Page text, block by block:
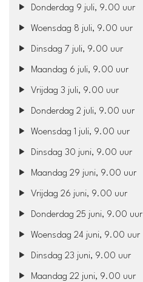
Donderdag 9 juli, 9.00 uur
Woensdag 8 juli, 9.00 uur
Dinsdag 7 juli, 9.00 uur
Maandag 6 juli, 9.00 uur
Vrijdag 3 juli, 9.00 uur
Donderdag 2 juli, 9.00 uur
Woensdag 1 juli, 9.00 uur
Dinsdag 30 juni, 9.00 uur
Maandag 29 juni, 9.00 uur
Vrijdag 26 juni, 9.00 uur
Donderdag 25 juni, 9.00 uur
Woensdag 24 juni, 9.00 uur
Dinsdag 23 juni, 9.00 uur
Maandag 22 juni, 9.00 uur